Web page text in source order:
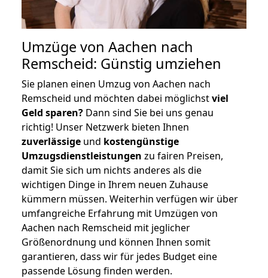
Umzüge von Aachen nach
Remscheid: Günstig umziehen
Sie planen einen Umzug von Aachen nach
Remscheid und möchten dabei möglichstviel
Geld sparen? Dann sind Sie bei uns genau
richtig! Unser Netzwerk bieten Ihnen
zuverlässige und kostengünstige
Umzugsdienstleistungen zu fairen Preisen,
damit Sie sich um nichts anderes als die
wichtigen Dinge in Ihrem neuen Zuhause
kümmern müssen. Weiterhin verfügen wir über
umfangreiche Erfahrung mit Umzügen von
Aachen nach Remscheid mit jeglicher
Größenordnung und können Ihnen somit
garantieren, dass wir für jedes Budget eine
passende Lösung finden werden.